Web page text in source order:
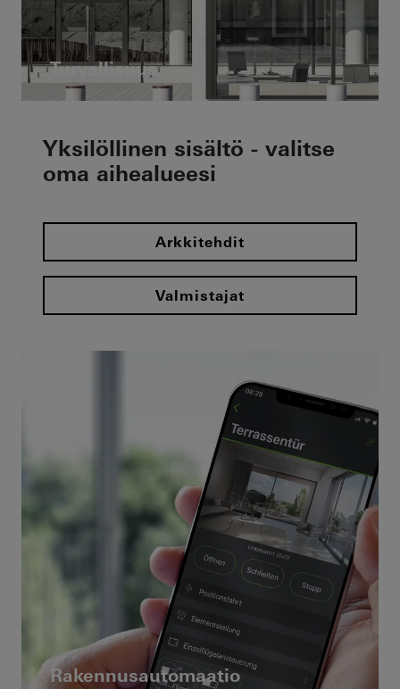
Turvallisuus
Yksilöllinen sisältö - valitse
oma aihealueesi
Arkkitehdit
Valmistajat
Rakennusautomaatio